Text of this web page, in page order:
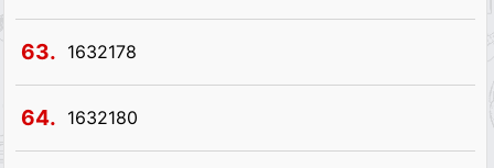
63. 1632178
64. 1632180